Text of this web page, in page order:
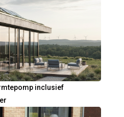
inclusief